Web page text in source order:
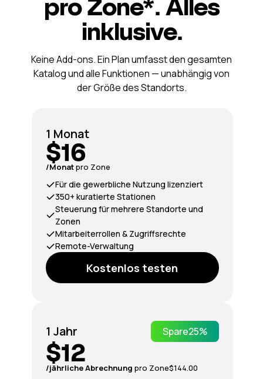
pro Zone*. Alles
inklusive.
1 Monat
$16
/Monatpro Zone
Für die gewerbliche Nutzung lizenziert
350+ kuratierte Stationen
Steuerung für mehrere Standorte und
Zonen
Mitarbeiterrollen & Zugriffsrechte
Remote-Verwaltung
Kostenlos testen
1 Jahr Spare25%
$12
/jährliche Abrechnung pro Zone$144.00
Keine Add-ons. Ein Plan umfasst den gesamten
Katalog und alle Funktionen — unabhängig von
der Größe des Standorts.